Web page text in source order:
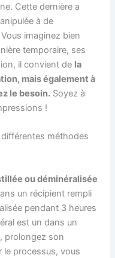
Cette dernière a
à de
imaginez bien
temporaire, ses
il convient de la
mais également à
le besoin. Soyez à
!
méthodes
ou déminéralisée
un récipient rempli
pendant 3 heures
est un dans un
prolongez son
le processus, vous